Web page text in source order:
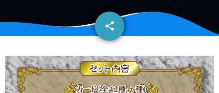
share
email